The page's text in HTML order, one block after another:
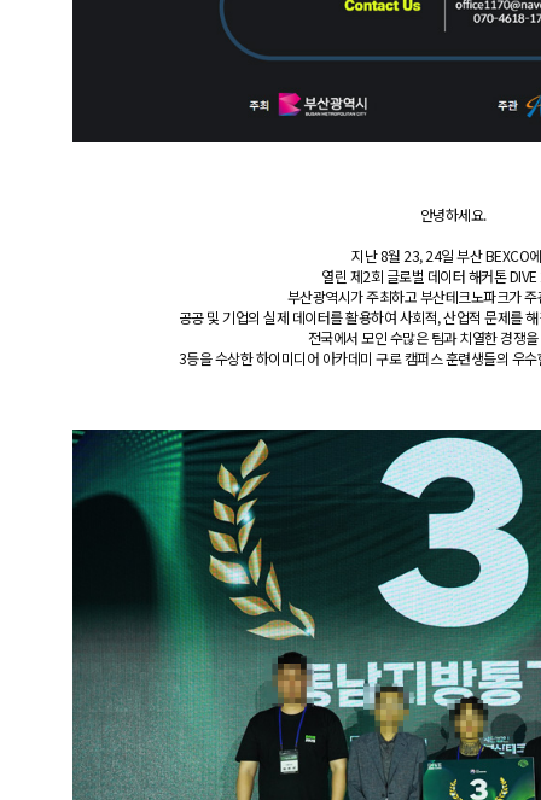
안녕하세요.
지난 8월 23, 24일 부산 BEXCO
열린 제2회 글로벌 데이터 해커톤
부산광역시가 주최하고 부산테크노파크가
공공 및 기업의 실제 데이터를 활용하여 사회적, 산업적 문제를
전국에서 모인 수많은 팀과 치열한 경쟁
3등을 수상한 하이미디어 아카데미 구로 캠퍼스 훈련생들의 우